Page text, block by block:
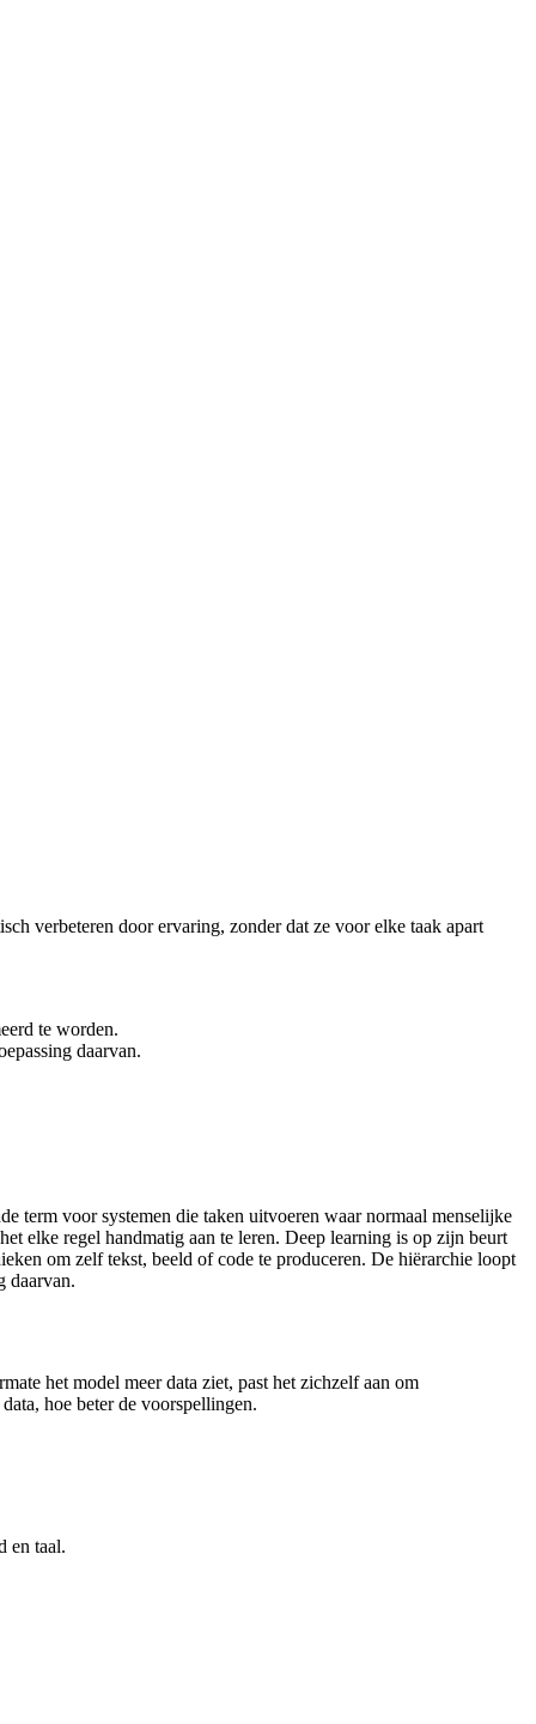
verbeteren door ervaring, zonder dat ze voor elke taak apart
te worden.
daarvan.
term voor systemen die taken uitvoeren waar normaal menselijke
elke regel handmatig aan te leren. Deep learning is op zijn beurt
om zelf tekst, beeld of code te produceren. De hiërarchie loopt
daarvan.
het model meer data ziet, past het zichzelf aan om
hoe beter de voorspellingen.
en taal.